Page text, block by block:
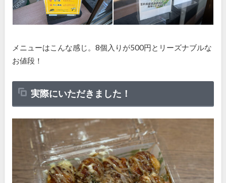
メニューはこんな感じ。8個入りが500円とリーズナブルな
お値段！
実際にいただきました！